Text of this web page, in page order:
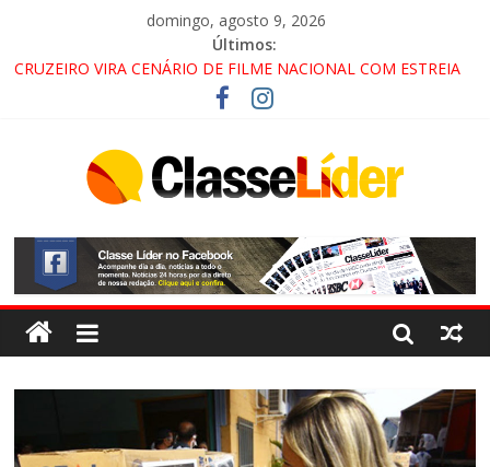
domingo, agosto 9, 2026
Últimos:
CRUZEIRO VIRA CENÁRIO DE FILME NACIONAL COM ESTREIA
PROMOTOR DO GAECO
ACESSO À APARECIDA NA DUTRA SERÁ BLOQUEADO NO FIM
ALTERNATIVAS
LORENA, PINDAMONHANGABA E QUELUZ NA RETA FINAL
PELA FÁBRICA DA COCA-COLA!